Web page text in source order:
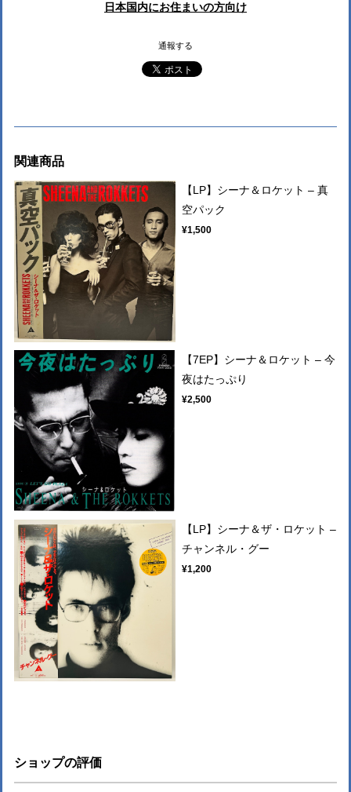
日本国内にお住まいの方向け
通報する
関連商品
【LP】シーナ＆ロケット ‎– 真
空パック
¥1,500
【7EP】シーナ＆ロケット – 今
夜はたっぷり
¥2,500
【LP】シーナ＆ザ・ロケット –
チャンネル・グー
¥1,200
ショップの評価